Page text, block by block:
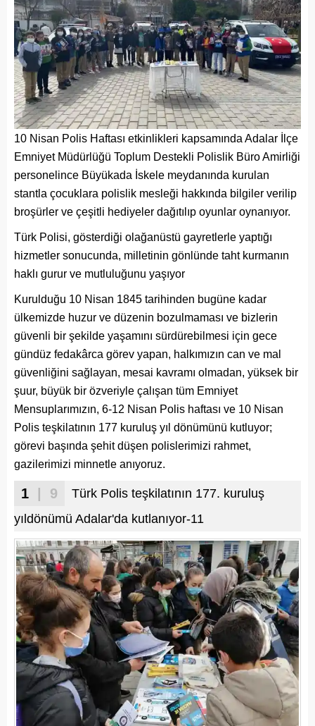
10 Nisan Polis Haftası etkinlikleri kapsamında Adalar İlçe
Emniyet Müdürlüğü Toplum Destekli Polislik Büro Amirliği
personelince Büyükada İskele meydanında kurulan
stantla çocuklara polislik mesleği hakkında bilgiler verilip
broşürler ve çeşitli hediyeler dağıtılıp oyunlar oynanıyor.
Türk Polisi, gösterdiği olağanüstü gayretlerle yaptığı
hizmetler sonucunda, milletinin gönlünde taht kurmanın
haklı gurur ve mutluluğunu yaşıyor
Kurulduğu 10 Nisan 1845 tarihinden bugüne kadar
ülkemizde huzur ve düzenin bozulmaması ve bizlerin
güvenli bir şekilde yaşamını sürdürebilmesi için gece
gündüz fedakârca görev yapan, halkımızın can ve mal
güvenliğini sağlayan, mesai kavramı olmadan, yüksek bir
şuur, büyük bir özveriyle çalışan tüm Emniyet
Mensuplarımızın, 6-12 Nisan Polis haftası ve 10 Nisan
Polis teşkilatının 177 kuruluş yıl dönümünü kutluyor;
görevi başında şehit düşen polislerimizi rahmet,
gazilerimizi minnetle anıyoruz.
1 | 9
Türk Polis teşkilatının 177. kuruluş
yıldönümü Adalar'da kutlanıyor-11